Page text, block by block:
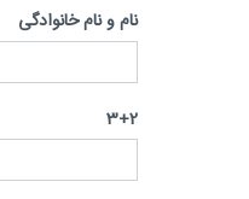
نام و نام خانوادگی
3+2